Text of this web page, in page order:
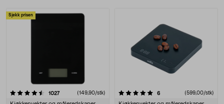
Produkter
Sjekk prisen
1027anmeldelser(149,90/stk)
5.0 av 5 stjerner 6 anmeldelser(599,00/stk)